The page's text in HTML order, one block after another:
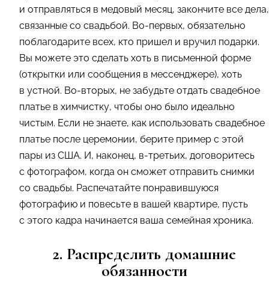
и отправляться в медовый месяц, закончите все дела,
связанные со свадьбой. Во-первых, обязательно
поблагодарите всех, кто пришел и вручил подарки.
Вы можете это сделать хоть в письменной форме
(открытки или сообщения в мессенджере), хоть
в устной. Во-вторых, не забудьте отдать свадебное
платье в химчистку, чтобы оно было идеально
чистым. Если не знаете, как использовать свадебное
платье после церемонии, берите пример с этой
пары из США. И, наконец, в-третьих, договоритесь
с фотографом, когда он сможет отправить снимки
со свадьбы. Распечатайте понравившуюся
фотографию и повесьте в вашей квартире, пусть
с этого кадра начинается ваша семейная хроника.
2. Распределить домашние
обязанности